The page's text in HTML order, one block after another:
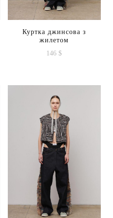
Куртка джинсова з
жилетом
146$